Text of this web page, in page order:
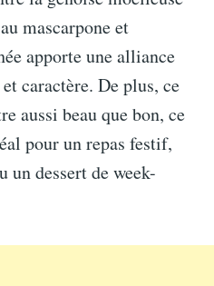
mascarpone et
apporte une alliance
caractère. De plus, ce
aussi beau que bon, ce
pour un repas festif,
un dessert de week-